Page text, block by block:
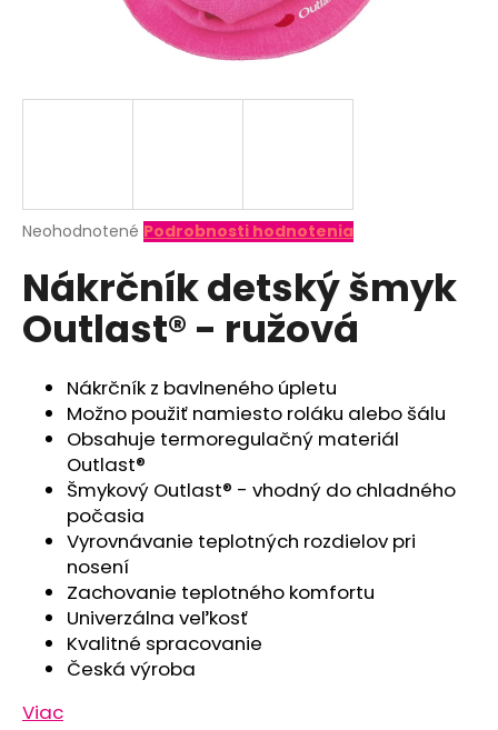
Priemerné
produktu
je
0,0
z
hviezdičiek.
Neohodnotené Podrobnosti hodnotenia
Nákrčník detský šmyk
Outlast® - ružová
Nákrčník z bavlneného úpletu
Možno použiť namiesto roláku alebo šálu
Obsahuje termoregulačný materiál
Outlast®
Šmykový Outlast® - vhodný do chladného
počasia
Vyrovnávanie teplotných rozdielov pri
nosení
Zachovanie teplotného komfortu
Univerzálna veľkosť
Kvalitné spracovanie
Česká výroba
Viac
PONOŽKY
ANGEL
OUTLAST®